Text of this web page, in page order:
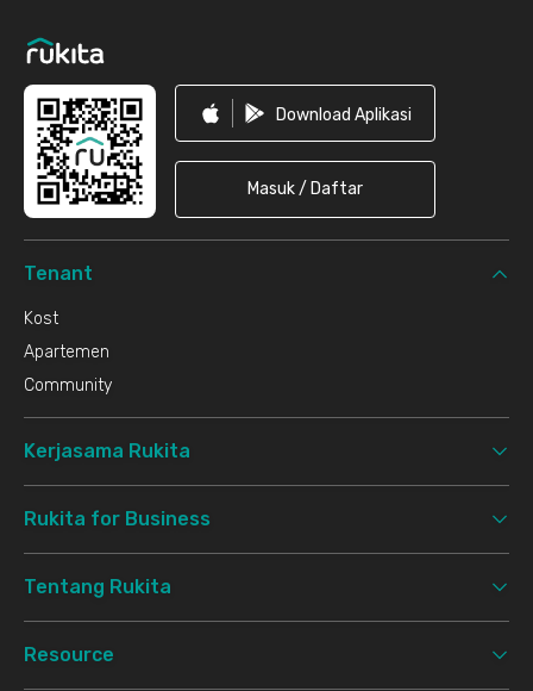
Download Aplikasi
Masuk / Daftar
Tenant
Kost
Apartemen
Community
Kerjasama Rukita
Rukita for Business
Tentang Rukita
Resource